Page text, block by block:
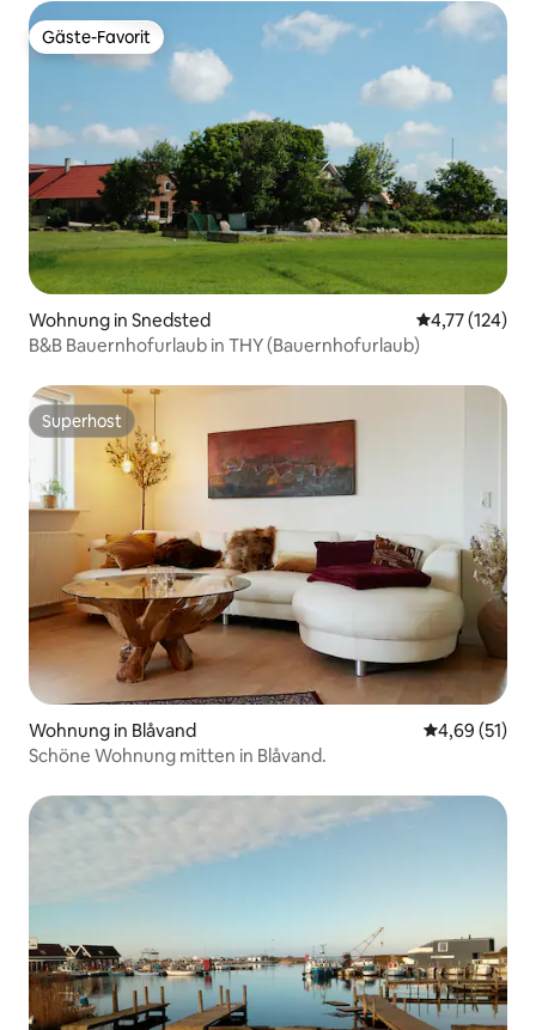
Gäste-Favorit
Gäste-Favorit
Wohnung in Snedsted
4,77 (124)
B&B Bauernhofurlaub in THY (Bauernhofurlaub)
Superhost
Superhost
Wohnung in Blåvand
4,69 (51)
Schöne Wohnung mitten in Blåvand.